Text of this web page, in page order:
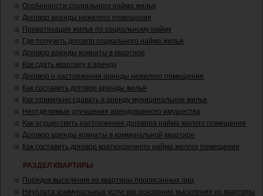
Особенности социального найма жилья
Договор аренды нежилого помещения
Приватизация жилья по социальному найму
Где получить договор социального найма жилья
Договор аренды комнаты в квартире
Как сдать квартиру в аренду
Договор о расторжении аренды нежилого помещения
Как составить договор аренды жилья
Как правильно сдавать в аренду муниципальное жилье
Неотделимые улучшения арендованного имущества
Как осуществить расторжение договора найма жилого помещения
Договор аренды комнаты в коммунальной квартире
Как составить договор краткосрочного найма жилого помещения
РАЗДЕЛ КВАРТИРЫ
Порядок выселения из квартиры прописанных лиц
Неуплата коммунальных услуг как основание выселения из квартиры